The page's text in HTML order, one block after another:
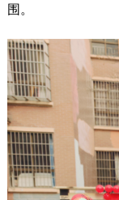
围。